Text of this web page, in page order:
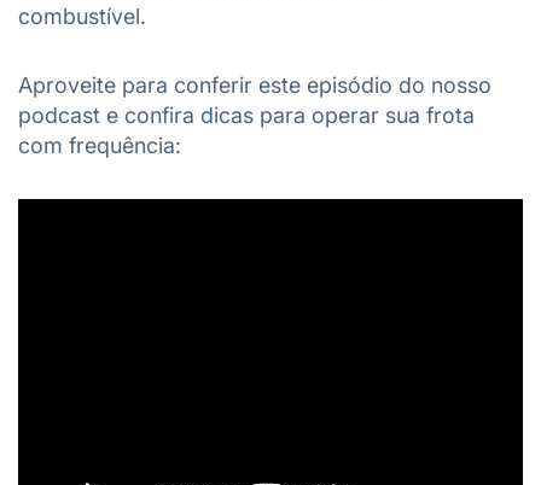
combustível.
Aproveite para conferir este episódio do nosso
podcast e confira dicas para operar sua frota
com frequência: